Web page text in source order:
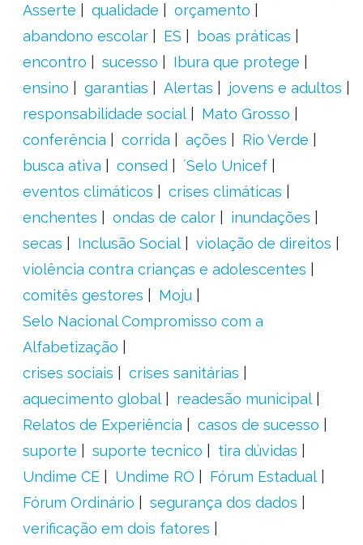
Asserte
qualidade
orçamento
abandono escolar
ES
boas práticas
encontro
sucesso
Ibura que protege
ensino
garantias Alertas
jovens e adultos
responsabilidade social
Mato Grosso
conferência
corrida ações
Rio Verde
busca ativa
consed
´Selo Unicef
eventos climáticos
crises climáticas
enchentes
ondas de calor
inundações
secas
Inclusão Social
violação de direitos
violência contra crianças e adolescentes
comitês gestores
Moju
Selo Nacional Compromisso com a
Alfabetização
crises sociais
crises sanitárias
aquecimento global
readesão municipal
Relatos de Experiência
casos de sucesso
suporte
suporte tecnico
tira dúvidas
Undime CE
Undime RO
Fórum Estadual
Fórum Ordinário
segurança dos dados
verificação em dois fatores